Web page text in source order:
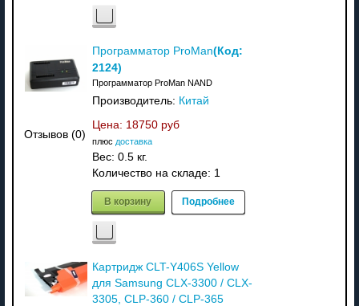
Отзывов (0)
Программатор ProMan(Код:
2124)
Программатор ProMan NAND
Производитель: Китай
Цена: 18750 руб
плюс доставка
Вес: 0.5 кг.
Количество на складе: 1
В корзину Подробнее
Картридж CLT-Y406S Yellow
для Samsung CLX-3300 / CLX-
3305, CLP-360 / CLP-365